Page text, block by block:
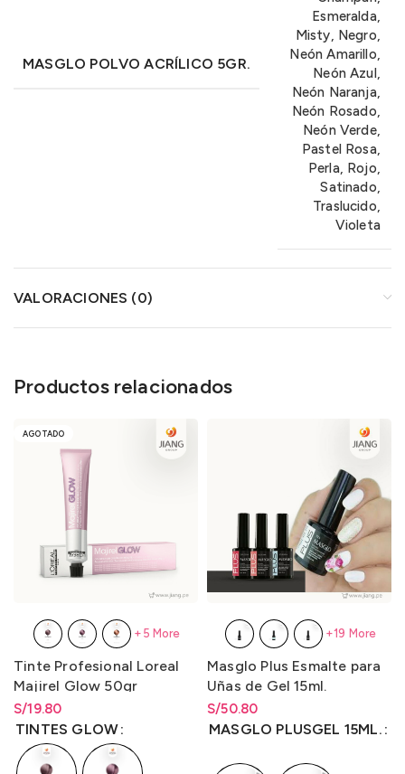
MASGLO POLVO ACRÍLICO 5GR.
Esmeralda,
Misty, Negro,
Neón Amarillo,
Neón Azul,
Neón Naranja,
Neón Rosado,
Neón Verde,
Pastel Rosa,
Perla, Rojo,
Satinado,
Traslucido,
Violeta
VALORACIONES (0)
Productos relacionados
AGOTADO
Tinte Profesional Loreal
Majirel Glow 50gr
LO3000M1
S/19.80
Rango de precios: desde
S/19.80hastaS/19.80
TINTES GLOW
+5 More
Masglo Plus Esmalte para
Uñas de Gel 15ml.
S/50.80
Rango de precios: desde
S/50.80 hastaS/50.80
MASGLO PLUSGEL 15ML.
+19 More